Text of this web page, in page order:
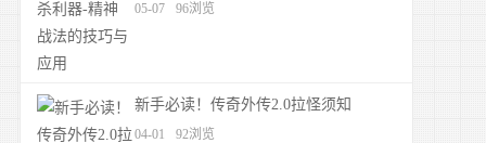
05-07 96浏览
新手必读！传奇外传2.0拉怪须知
04-01 92浏览